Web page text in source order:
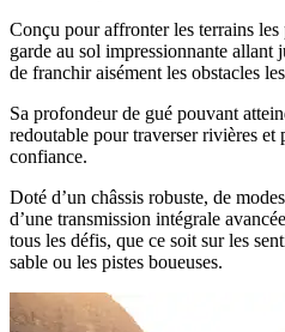
Conçu pour affronter les terrains
garde au sol impressionnante allant
de franchir aisément les obstacles
Sa profondeur de gué pouvant
redoutable pour traverser rivières et
confiance.
Doté d’un châssis robuste, de
d’une transmission intégrale
tous les défis, que ce soit sur les
sable ou les pistes boueuses.